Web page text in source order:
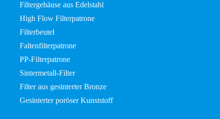
Filtergehäuse aus Edelstahl
High Flow Filterpatrone
Filterbeutel
Faltenfilterpatrone
PP-Filterpatrone
Sintermetall-Filter
Filter aus gesinterter Bronze
Gesinterter poröser Kunststoff